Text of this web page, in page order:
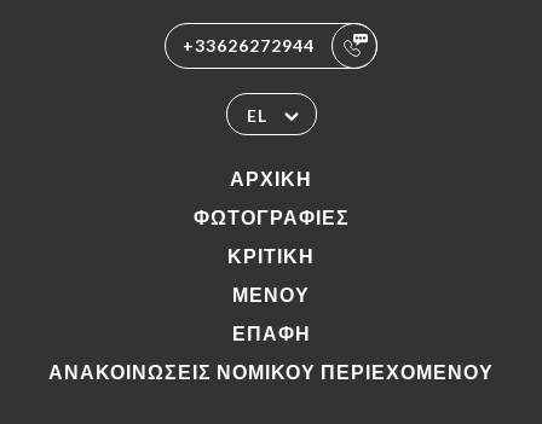
+33626272944
EL
ΑΡΧΙΚΉ
ΦΩΤΟΓΡΑΦΊΕΣ
ΚΡΙΤΙΚΉ
ΜΕΝΟΎ
ΕΠΑΦΉ
ΑΝΑΚΟΙΝΏΣΕΙΣ ΝΟΜΙΚΟΎ ΠΕΡΙΕΧΟΜΈΝΟΥ